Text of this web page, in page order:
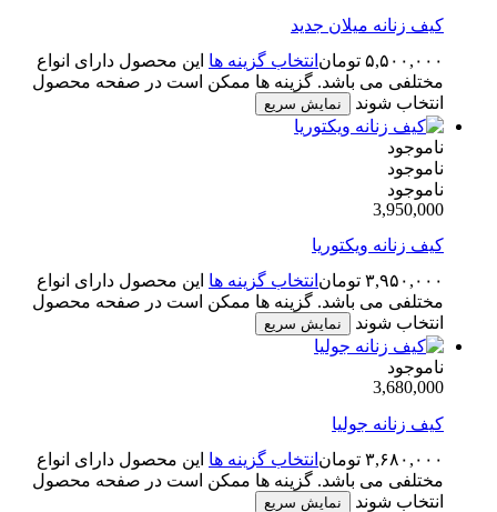
کیف زنانه میلان جدید
۵,۵۰۰,۰۰۰ تومانانتخاب گزینه ها این محصول دارای انواع
مختلفی می باشد. گزینه ها ممکن است در صفحه محصول
انتخاب شوند نمایش سریع
ناموجود
ناموجود
ناموجود
3,950,000
کیف زنانه ویکتوریا
۳,۹۵۰,۰۰۰ تومانانتخاب گزینه ها این محصول دارای انواع
مختلفی می باشد. گزینه ها ممکن است در صفحه محصول
انتخاب شوند نمایش سریع
ناموجود
3,680,000
کیف زنانه جولیا
۳,۶۸۰,۰۰۰ تومانانتخاب گزینه ها این محصول دارای انواع
مختلفی می باشد. گزینه ها ممکن است در صفحه محصول
انتخاب شوند نمایش سریع